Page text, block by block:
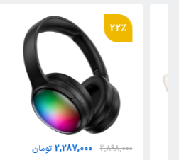
2,898,000
2,287,000 تومان